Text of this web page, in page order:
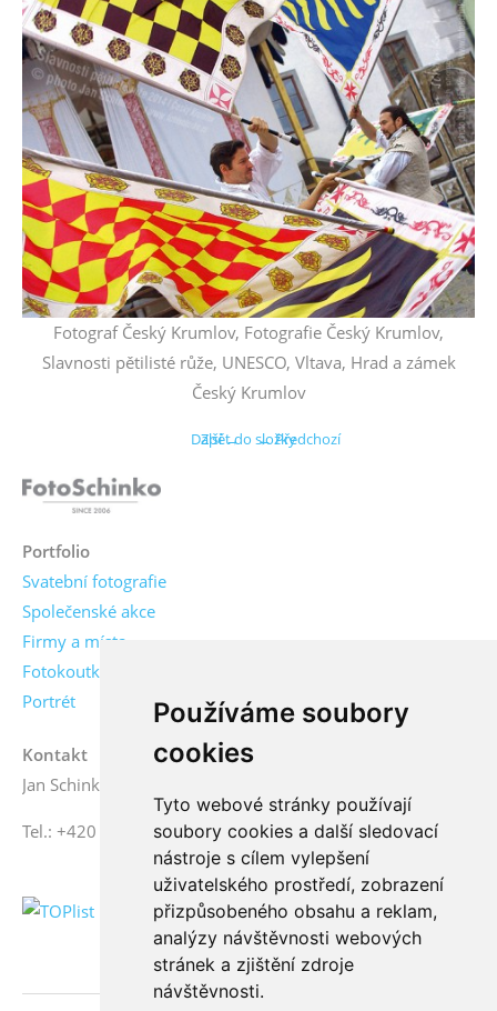
Používáme soubory
cookies
Tyto webové stránky používají
soubory cookies a další sledovací
nástroje s cílem vylepšení
uživatelského prostředí, zobrazení
přizpůsobeného obsahu a reklam,
analýzy návštěvnosti webových
stránek a zjištění zdroje
návštěvnosti.
Fotograf Český Krumlov, Fotografie Český Krumlov,
Slavnosti pětilisté růže, UNESCO, Vltava, Hrad a zámek
Český Krumlov
← Předchozí
Další →
Zpět do složky
Portfolio
Svatební fotografie
Společenské akce
Firmy a místa
Fotokoutky
Portrét
Kontakt
Jan Schinko jr., fotograf
Tel.: +420 776 771 000